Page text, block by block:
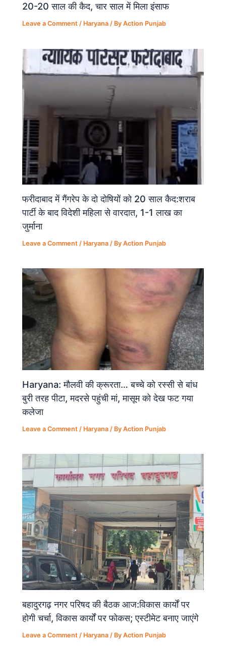
20-20 साल की कैद, चार साल में मिला इंसाफ
Leave a Comment / Haryana / ByAction Punjab
फरीदाबाद में गैंगरेप के दो दोषियों को 20 साल कैद:शराब
पार्टी के बाद विदेशी महिला से वारदात, 1-1 लाख का
जुर्माना
Leave a Comment / Haryana / ByAction Punjab
Haryana: मौलवी की क्रूरता… बच्चे को रस्सी से बांध
बुरी तरह पीटा, मदरसे पहुंची मां, मासूम को देख फट गया
कलेजा
Leave a Comment / Haryana / ByAction Punjab
बहादुरगढ़ नगर परिषद की बैठक आज:विकास कार्यों पर
होगी चर्चा, विकास कार्यों पर फोकस; एस्टीमेट बनाए जाएंगे
Leave a Comment / Haryana / ByAction Punjab